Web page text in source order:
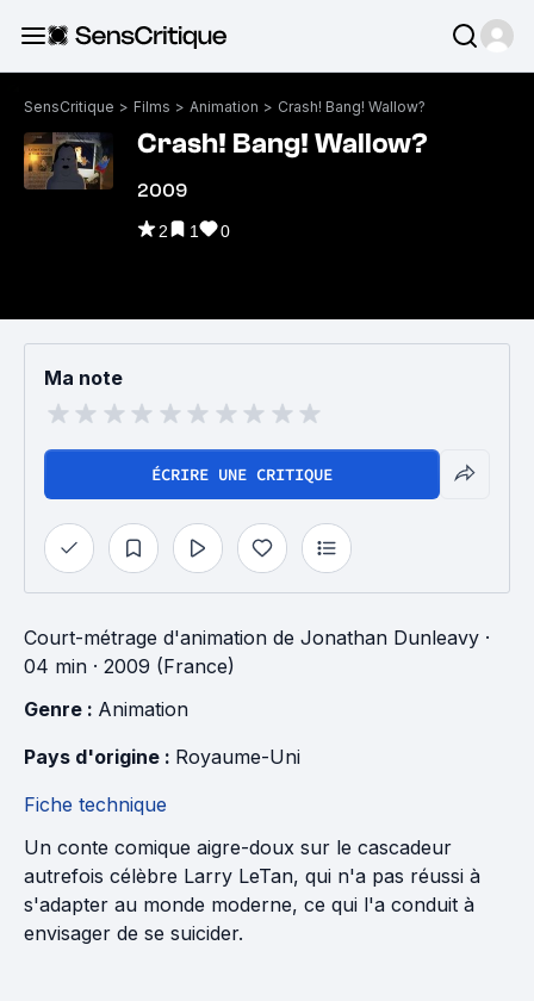
SensCritique > Films > Animation > Crash! Bang! Wallow?
Crash! Bang! Wallow?
2009
2 1 0
Ma note
ÉCRIRE UNE CRITIQUE
Court-métrage d'animation de Jonathan Dunleavy ·
04 min · 2009 (France)
Genre : Animation
Pays d'origine : Royaume-Uni
Fiche technique
Un conte comique aigre-doux sur le cascadeur
autrefois célèbre Larry LeTan, qui n'a pas réussi à
s'adapter au monde moderne, ce qui l'a conduit à
envisager de se suicider.